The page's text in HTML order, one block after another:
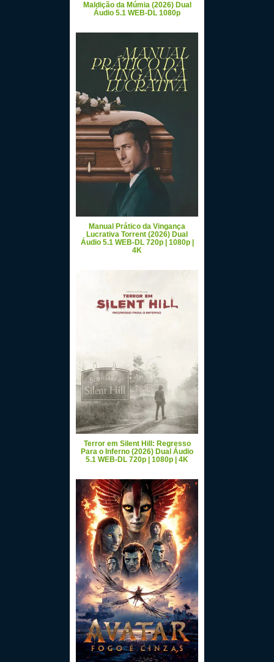
Maldição da Múmia (2026) Dual
Áudio 5.1 WEB-DL 1080p
Manual Prático da Vingança
Lucrativa Torrent (2026) Dual
Áudio 5.1 WEB-DL 720p | 1080p |
4K
Terror em Silent Hill: Regresso
Para o Inferno (2026) Dual Áudio
5.1 WEB-DL 720p | 1080p | 4K